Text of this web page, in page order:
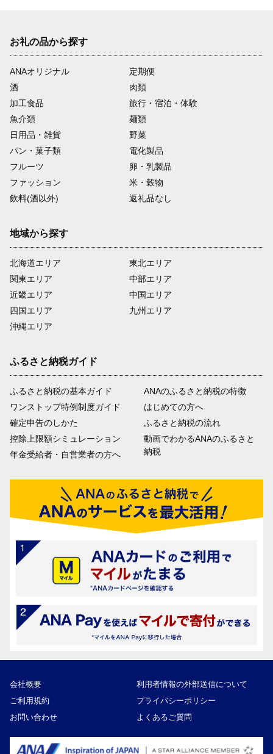
お礼の品から探す
ANAオリジナル
定期便
酒
肉類
加工食品
旅行・宿泊・体験
魚介類
麺類
日用品・雑貨
野菜
パン・菓子類
電化製品
フルーツ
卵・乳製品
ファッション
米・穀物
飲料(酒以外)
返礼品なし
地域から探す
北海道エリア
関東エリア
近畿エリア
四国エリア
沖縄エリア
東北エリア
中部エリア
中国エリア
九州エリア
ふるさと納税ガイド
ふるさと納税の基本ガイド
ワンストップ特例制度ガイド
確定申告のしかた
控除上限額シミュレーション
年金受給者・自営業者の方へ
ANAのふるさと納税の特徴
はじめての方へ
ふるさと納税の流れ
動画でわかるANAのふるさと
納税
会社概要
利用者情報の外部送信について
ご利用規約
プライバシーポリシー
お問い合わせ
よくあるご質問